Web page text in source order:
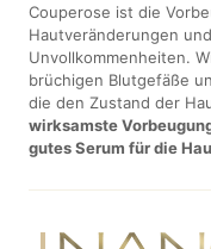
Couperose ist die
Hautveränderungen
Unvollkommenheiten.
brüchigen Blutgefäße
die den Zustand der
wirksamste
gutes Serum für die